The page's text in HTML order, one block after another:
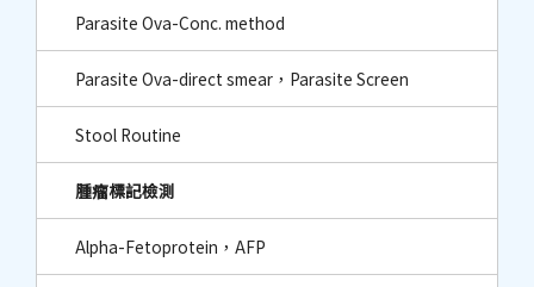
Parasite Ova-Conc. method
Parasite Ova-direct smear，Parasite Screen
Stool Routine
腫瘤標記檢測
Alpha-Fetoprotein，AFP